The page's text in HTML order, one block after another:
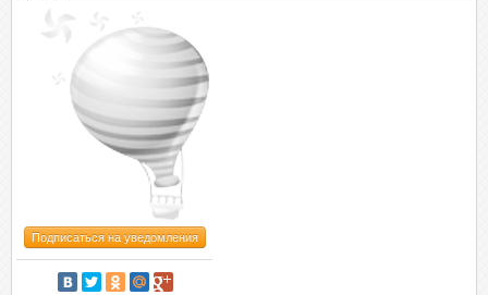
Подписаться на уведомления